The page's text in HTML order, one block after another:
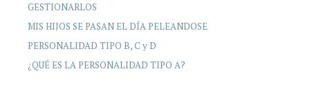
GESTIONARLOS
MIS HIJOS SE PASAN EL DÍA PELEANDOSE
PERSONALIDAD TIPO B, C y D
¿QUÉ ES LA PERSONALIDAD TIPO A?